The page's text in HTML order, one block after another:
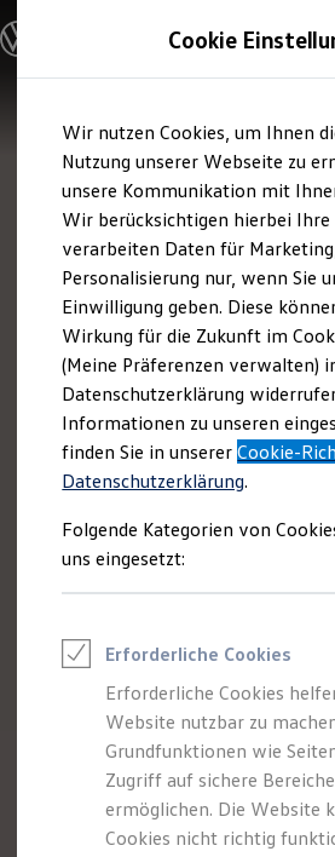
Hauptinhalt
springen
Footer
springen
Modelle & Konfigurator
Nutzfahrzeugkategorien
Modelle konfigurieren
Vorgängermodelle und
Vorgängermodelle
Oldtimer
Bulli Historie
Branchenlösungen &
Umbaulösungen und
Auf- und Umbauten
Groß- und Sonderkunden
Großkunden
Kommunen &
Journalisten
Sportvereine
Branchenlösungen
Bau & Handwerk
Gewerbliche
Service & mobile
Kurier, Logistik & Handel
Kühlfahrzeuge
Feuerwehr
ONE Business ID Vorteile
Fahrzeuge online kaufen
Digitaler Marktplatz
Kauf & Finanzierung
Online-Fahrzeugbewertung
Aktionen & Angebote
E-Auto-Förderung
Für Privatkunden
Für Gewerbekunden
Profi Paket
Cookie
Wir nutzen Cookies, um Ihnen
Nutzung unserer Webseite zu
unsere Kommunikation mit
Wir berücksichtigen hierbei Ihre
verarbeiten Daten für
Personalisierung nur, wenn Sie
Einwilligung geben. Diese
Wirkung für die Zukunft im
(Meine Präferenzen verwalten)
Datenschutzerklärung
Informationen zu unseren
finden Sie in unsererCookie-
Datenschutzerklärung.
Folgende Kategorien von
uns eingesetzt:
Erforderliche Cookies
Erforderliche Cookies
Website nutzbar zu
Grundfunktionen wie
Zugriff auf sichere
ermöglichen. Die Website
Cookies nicht richtig